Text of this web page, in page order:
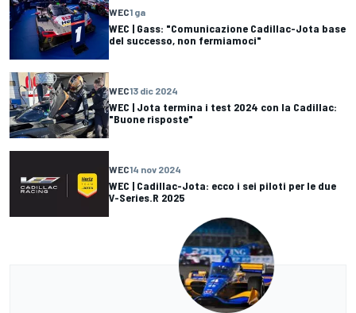
WEC1 ga
WEC | Gass: "Comunicazione Cadillac-Jota base
del successo, non fermiamoci"
WEC13 dic 2024
WEC | Jota termina i test 2024 con la Cadillac:
"Buone risposte"
WEC14 nov 2024
WEC | Cadillac-Jota: ecco i sei piloti per le due
V-Series.R 2025